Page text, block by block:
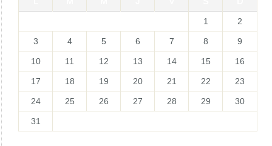
1 2
3 4 5 6 7 8 9
10 11 12 13 14 15 16
17 18 19 20 21 22 23
24 25 26 27 28 29 30
31